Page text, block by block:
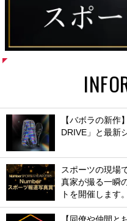
【バボラの新作
DRIVE」と最新
スポーツの現場
真家が撮る一瞬
トを開催します